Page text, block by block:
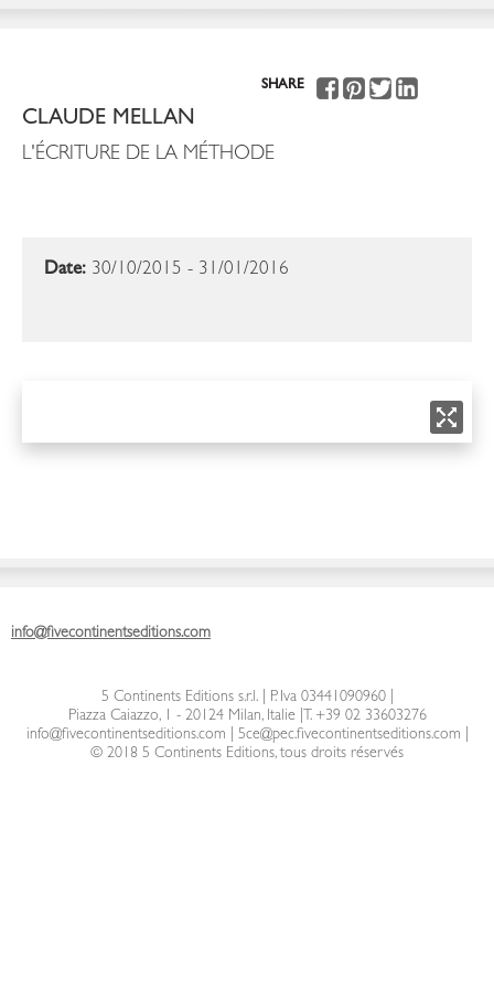
SHARE
CLAUDE MELLAN
L'ÉCRITURE DE LA MÉTHODE
Date: 30/10/2015 - 31/01/2016
info@fivecontinentseditions.com
5 Continents Editions s.r.l.| P. Iva 03441090960 |
Piazza Caiazzo, 1 - 20124 Milan, Italie
T. +39 02 33603276
info@fivecontinentseditions.com
5ce@pec.fivecontinentseditions.com
© 2018 5 Continents Editions, tous droits réservés